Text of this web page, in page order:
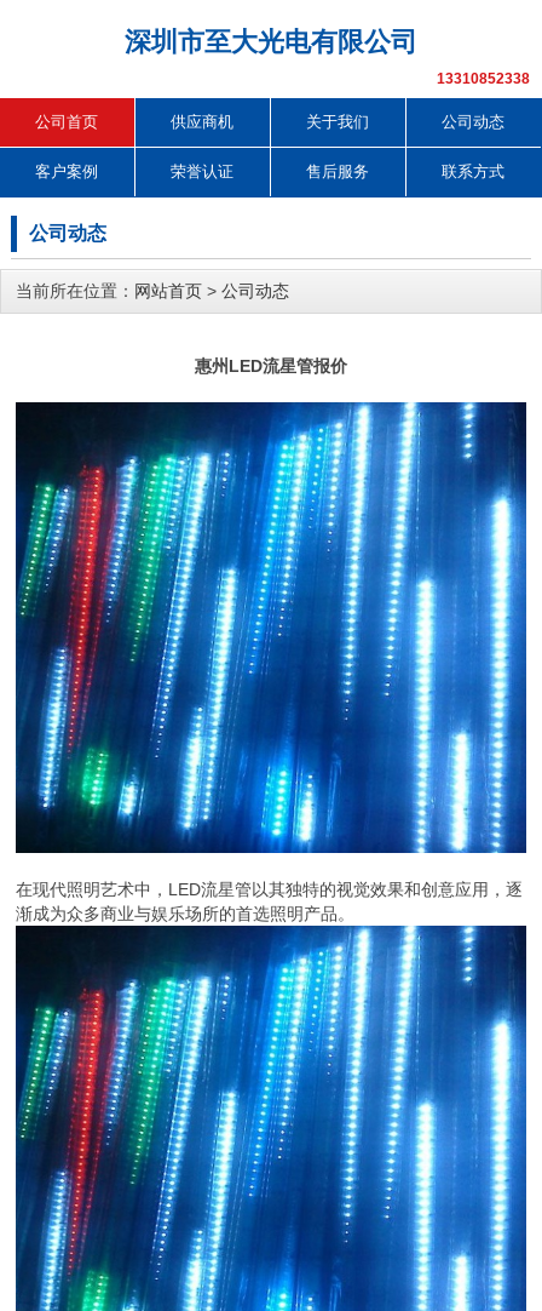
深圳市至大光电有限公司
13310852338
公司首页 供应商机 关于我们 公司动态
客户案例 荣誉认证 售后服务 联系方式
公司动态
当前所在位置： 网站首页 > 公司动态
惠州LED流星管报价
在现代照明艺术中，LED流星管以其独特的视觉效果和创意应用，逐
渐成为众多商业与娱乐场所的首选照明产品。